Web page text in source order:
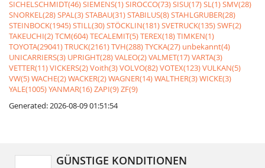
SICHELSCHMIDT(46)SIEMENS(1)SIROCCO(73)SISU(17)SL(1)SMV(28)
SNORKEL(28)SPAL(3)STABAU(31)STABILUS(8)STAHLGRUBER(28)
STEINBOCK(1945)STILL(30)STÖCKLIN(181)SVETRUCK(135)SWF(2)
TAKEUCHI(2)TCM(604)TECALEMIT(5)TEREX(18)TIMKEN(1)
TOYOTA(29041)TRUCK(2161)TVH(288)TYCKA(27) unbekannt(4)
UNICARRIERS(3) UPRIGHT(28)VALEO(2)VALMET(17)VARTA(3)
VETTER(11)VICKERS(2)Voith(3)VOLVO(82)VOTEX(123)VULKAN(5)
VW(5)WACHE(2)WACKER(2)WAGNER(14)WALTHER(3)WICKE(3)
YALE(1005)YANMAR(16)ZAPI(9)ZF(9)
Generated: 2026-08-09 01:51:54
GÜNSTIGE KONDITIONEN